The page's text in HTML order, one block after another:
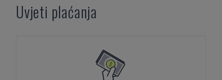
Uvjeti plaćanja